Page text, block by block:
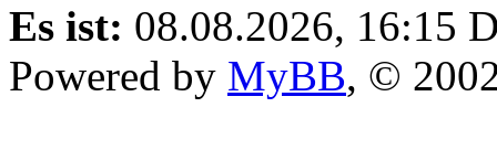
Es ist: 08.08.2026, 16:15
Powered by MyBB, ©